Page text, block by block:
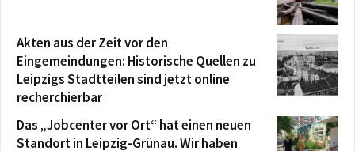
Akten aus der Zeit vor den
Eingemeindungen: Historische Quellen zu
Leipzigs Stadtteilen sind jetzt online
recherchierbar
Das „Jobcenter vor Ort“ hat einen neuen
Standort in Leipzig-Grünau. Wir haben